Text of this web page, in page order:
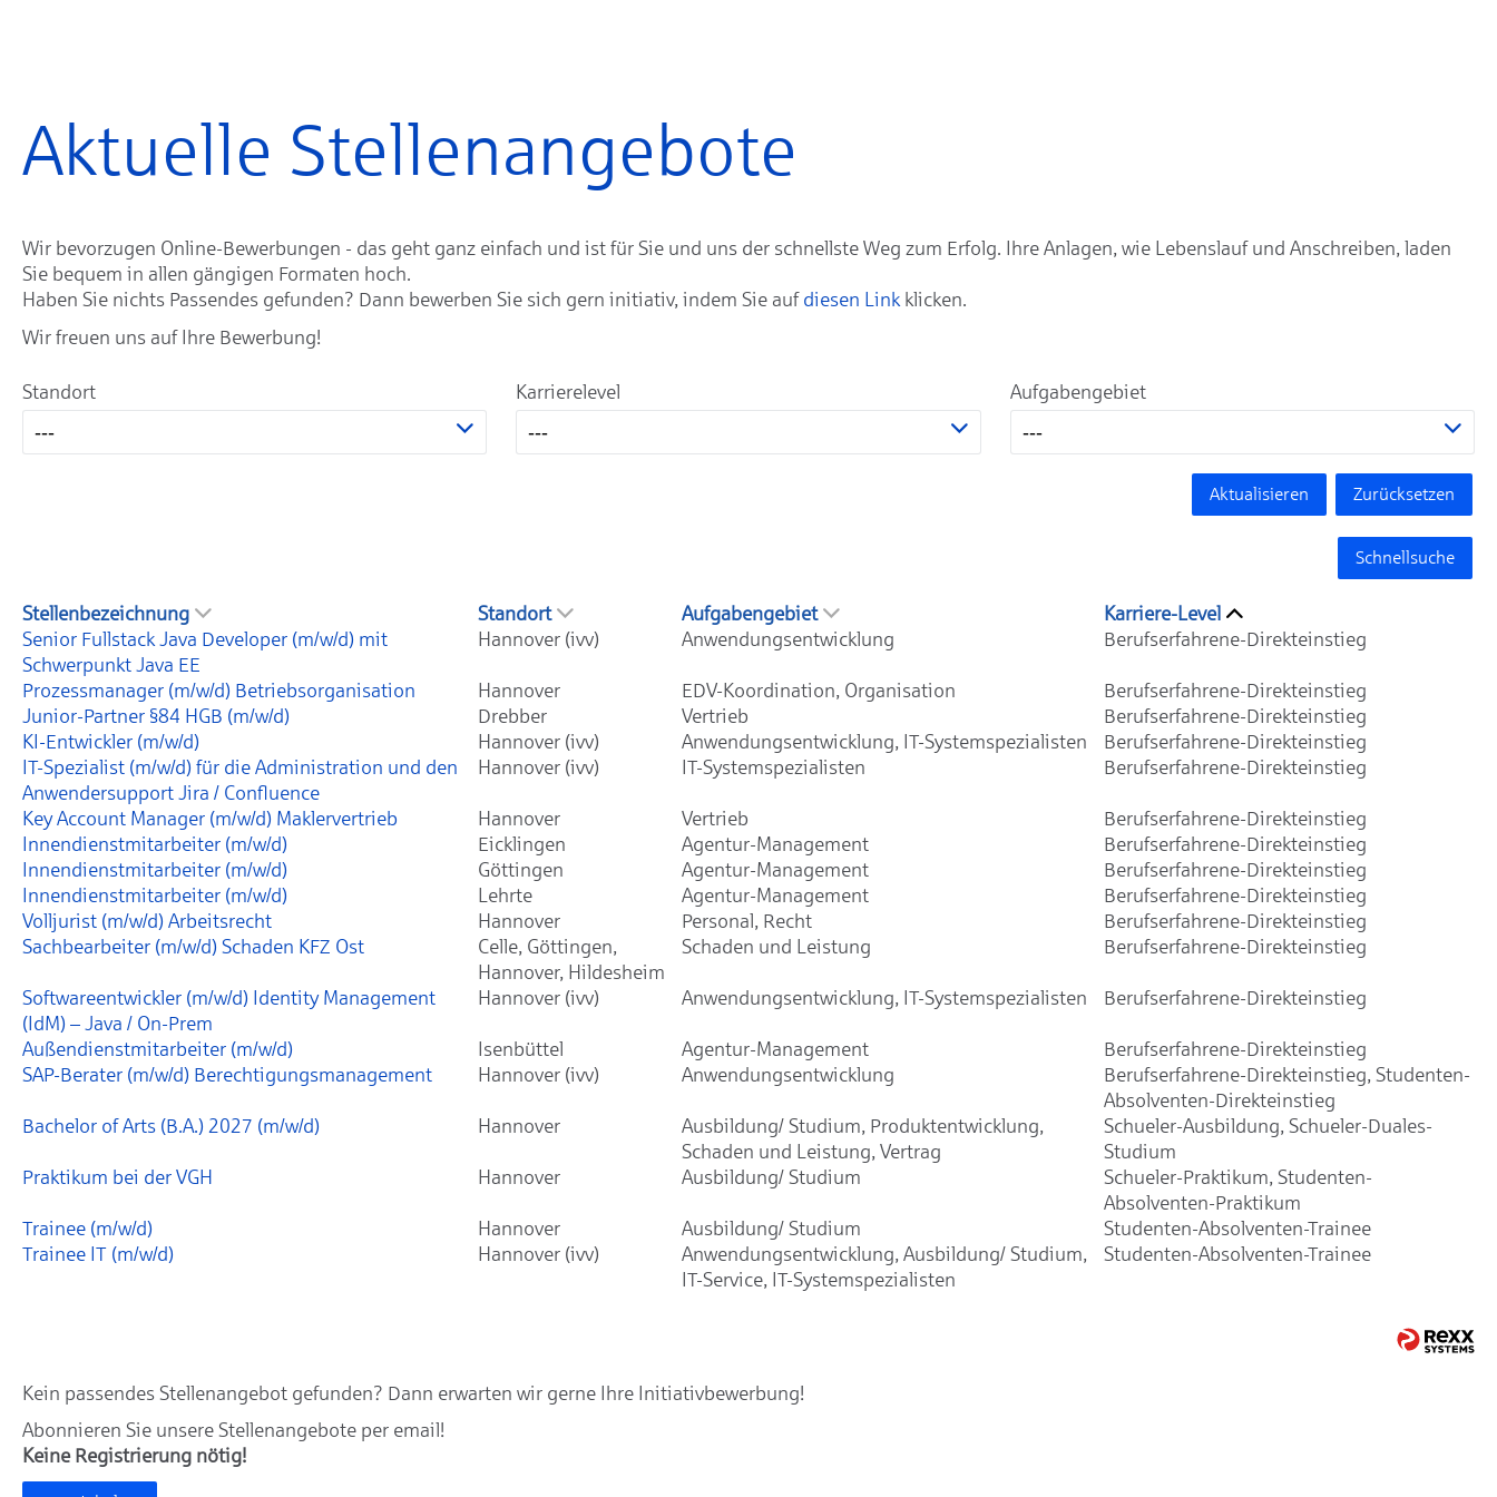
Aktuelle Stellenangebote
Wir bevorzugen Online-Bewerbungen - das geht ganz einfach und ist für Sie und uns der schnellste Weg zum Erfolg. Ihre Anlagen, wie Lebenslauf und Anschreiben, laden
Sie bequem in allen gängigen Formaten hoch.
Haben Sie nichts Passendes gefunden? Dann bewerben Sie sich gern initiativ, indem Sie auf diesen Linkklicken.
Wir freuen uns auf Ihre Bewerbung!
Standort
---
Karrierelevel
---
Aufgabengebiet
---
Aktualisieren Zurücksetzen
Schnellsuche
Stellenbezeichnung Standort Aufgabengebiet
Karriere-Level
Senior Fullstack Java Developer (m/w/d) mit
Schwerpunkt Java EE
Hannover (ivv) Anwendungsentwicklung Berufserfahrene-Direkteinstieg
Prozessmanager (m/w/d) Betriebsorganisation Hannover EDV-Koordination, Organisation
Berufserfahrene-Direkteinstieg
Junior-Partner §84 HGB (m/w/d)
Drebber Vertrieb
Berufserfahrene-Direkteinstieg
KI-Entwickler (m/w/d)
Hannover (ivv) Anwendungsentwicklung, IT-Systemspezialisten
Berufserfahrene-Direkteinstieg
IT-Spezialist (m/w/d) für die Administration und den
Anwendersupport Jira / Confluence
Hannover (ivv) IT-Systemspezialisten Berufserfahrene-Direkteinstieg
Key Account Manager (m/w/d) Maklervertrieb Hannover Vertrieb
Berufserfahrene-Direkteinstieg
Innendienstmitarbeiter (m/w/d)
Eicklingen Agentur-Management
Berufserfahrene-Direkteinstieg
Innendienstmitarbeiter (m/w/d)
Göttingen Agentur-Management
Berufserfahrene-Direkteinstieg
Innendienstmitarbeiter (m/w/d)
Lehrte Agentur-Management
Berufserfahrene-Direkteinstieg
Volljurist (m/w/d) Arbeitsrecht
Hannover Personal, Recht
Berufserfahrene-Direkteinstieg
Sachbearbeiter (m/w/d) Schaden KFZ Ost
Celle, Göttingen,
Hannover, Hildesheim
Schaden und Leistung Berufserfahrene-Direkteinstieg
Softwareentwickler (m/w/d) Identity Management
(IdM) – Java / On-Prem
Hannover (ivv) Anwendungsentwicklung, IT-Systemspezialisten Berufserfahrene-Direkteinstieg
Außendienstmitarbeiter (m/w/d) Isenbüttel Agentur-Management
Berufserfahrene-Direkteinstieg
SAP-Berater (m/w/d) Berechtigungsmanagement
Hannover (ivv) Anwendungsentwicklung
Berufserfahrene-Direkteinstieg, Studenten-
Absolventen-Direkteinstieg
Bachelor of Arts (B.A.) 2027 (m/w/d)
Hannover
Ausbildung/ Studium, Produktentwicklung,
Schaden und Leistung, Vertrag
Schueler-Ausbildung, Schueler-Duales-
Studium
Praktikum bei der VGH
Hannover Ausbildung/ Studium
Schueler-Praktikum, Studenten-
Absolventen-Praktikum
Trainee (m/w/d)
Hannover Ausbildung/ Studium
Studenten-Absolventen-Trainee
Trainee IT (m/w/d)
Hannover (ivv)
Anwendungsentwicklung, Ausbildung/ Studium,
IT-Service, IT-Systemspezialisten
Studenten-Absolventen-Trainee
Kein passendes Stellenangebot gefunden? Dann erwarten wir gerne Ihre Initiativbewerbung!
Abonnieren Sie unsere Stellenangebote per email!
Keine Registrierung nötig!